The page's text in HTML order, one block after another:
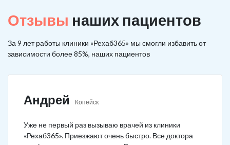
Отзывы наших пациентов
За 9 лет работы клиники «Рехаб365» мы смогли избавить от
зависимости более 85%, наших пациентов
Андрей Копейск
Уже не первый раз вызываю врачей из клиники
«Рехаб365». Приезжают очень быстро. Все доктора